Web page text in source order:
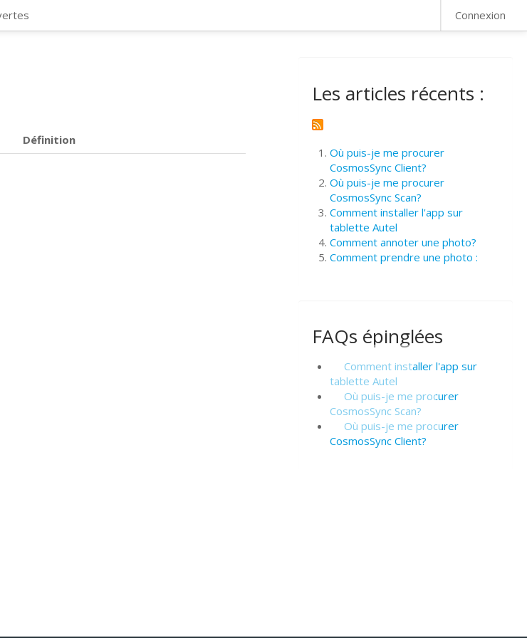
Connexion
Définition
Les articles récents :
Où puis-je me procurer
CosmosSync Client?
Où puis-je me procurer
CosmosSync Scan?
Comment installer l'app sur
tablette Autel
Comment annoter une photo?
Comment prendre une photo :
FAQs épinglées
Comment installer l'app sur
tablette Autel
Où puis-je me procurer
CosmosSync Scan?
Où puis-je me procurer
CosmosSync Client?